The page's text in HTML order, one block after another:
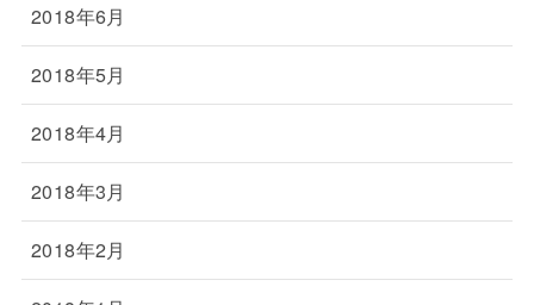
2018年6月
2018年5月
2018年4月
2018年3月
2018年2月